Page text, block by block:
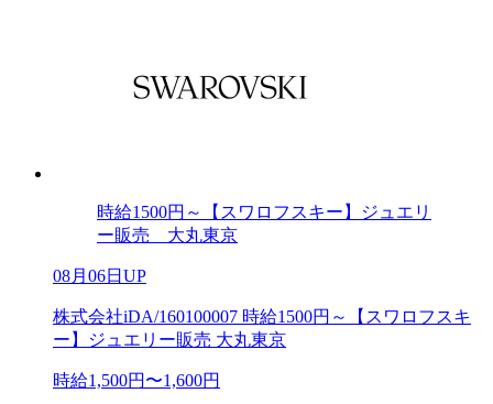
時給1500円～【スワロフスキー】ジュエリ
ー販売 大丸東京
08月06日UP
株式会社iDA/160100007 時給1500円～【スワロフスキ
ー】ジュエリー販売 大丸東京
時給1,500円〜1,600円